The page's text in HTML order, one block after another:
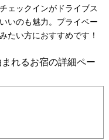
ェックインがドライブス
いのも魅力。プライベー
たい方におすすめです！
れるお宿の詳細ペー